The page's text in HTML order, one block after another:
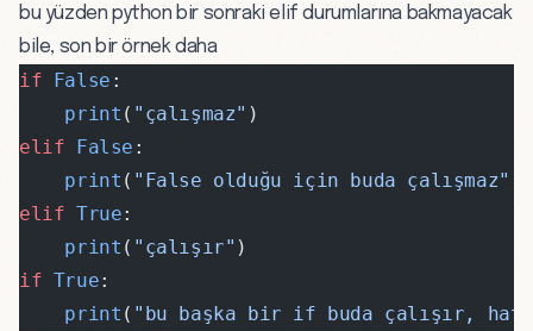
bu yüzden python bir sonraki elif durumlarına bakmayacak
bile, son bir örnek daha
if False :
    print
( "çalışmaz" )
elif False :
    print
( "False olduğu için buda çalışmaz"
elif True:
    print
( "çalışır" )
if True:
    print
( "bu başka bir if buda çalışır,